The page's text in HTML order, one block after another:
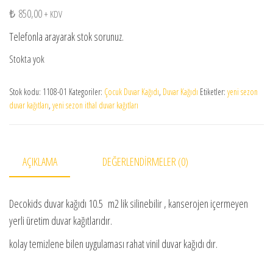
₺ 850,00 + KDV
Telefonla arayarak stok sorunuz.
Stokta yok
Stok kodu: 1108-01 Kategoriler: Çocuk Duvar Kağıdı, Duvar Kağıdı Etiketler: yeni sezon
duvar kağıtları, yeni sezon ithal duvar kağıtları
AÇIKLAMA DEĞERLENDIRMELER (0)
Decokids duvar kağıdı 10.5 m2 lik silinebilir , kanserojen içermeyen
yerli üretim duvar kağıtlarıdır.
kolay temizlene bilen uygulaması rahat vinil duvar kağıdı dır.